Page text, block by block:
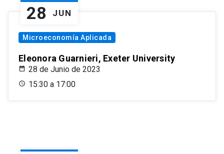
28 JUN
Microeconomía Aplicada
Eleonora Guarnieri, Exeter University
28 de Junio de 2023
15:30 a 17:00